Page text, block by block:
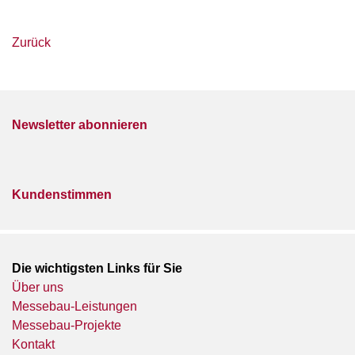
Zurück
Newsletter abonnieren
Kundenstimmen
Die wichtigsten Links für Sie
Über uns
Messebau-Leistungen
Messebau-Projekte
Kontakt